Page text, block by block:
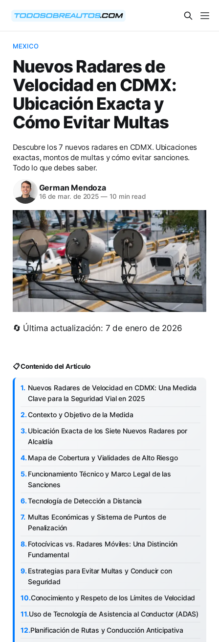
MEXICO
Nuevos Radares de
Velocidad en CDMX:
Ubicación Exacta y
Cómo Evitar Multas
Descubre los 7 nuevos radares en CDMX. Ubicaciones
exactas, montos de multas y cómo evitar sanciones.
Todo lo que debes saber.
German Mendoza
16 de mar. de 2025 — 10 min read
🔄 Última actualización: 7 de enero de 2026
📋 Contenido del Artículo
Nuevos Radares de Velocidad en CDMX: Una Medida
Clave para la Seguridad Vial en 2025
Contexto y Objetivo de la Medida
Ubicación Exacta de los Siete Nuevos Radares por
Alcaldía
Mapa de Cobertura y Vialidades de Alto Riesgo
Funcionamiento Técnico y Marco Legal de las
Sanciones
Tecnología de Detección a Distancia
Multas Económicas y Sistema de Puntos de
Penalización
Fotocívicas vs. Radares Móviles: Una Distinción
Fundamental
Estrategias para Evitar Multas y Conducir con
Seguridad
Conocimiento y Respeto de los Límites de Velocidad
Uso de Tecnología de Asistencia al Conductor (ADAS)
Planificación de Rutas y Conducción Anticipativa